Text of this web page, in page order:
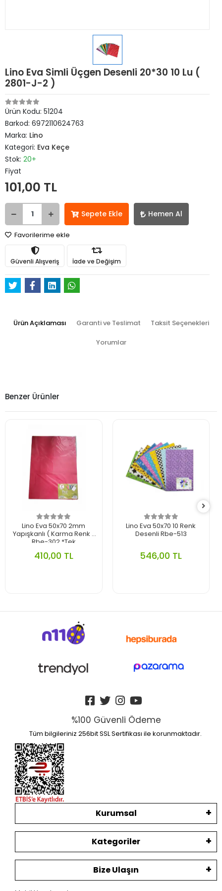
Lino Eva Simli Üçgen Desenli 20*30 10 Lu (
2801-J-2 )
Ürün Kodu: 51204
Barkod: 6972110624763
Marka: Lino
Kategori: Eva Keçe
Stok: 20+
Fiyat
101,00 TL
Sepete Ekle Hemen Al
Favorilerime ekle
Güvenli Alışveriş İade ve Değişim
Ürün Açıklaması Garanti ve Teslimat Taksit Seçenekleri
Yorumlar
Benzer Ürünler
Lino Eva 50x70 2mm
Yapışkanlı ( Karma Renk )
Rbe-302 *Tek
410,00 TL
Lino Eva 50x70 10 Renk
Desenli Rbe-513
546,00 TL
%100 Güvenli Ödeme
Tüm bilgileriniz 256bit SSL Sertifikası ile korunmaktadır.
Kurumsal
Kategoriler
Bize Ulaşın